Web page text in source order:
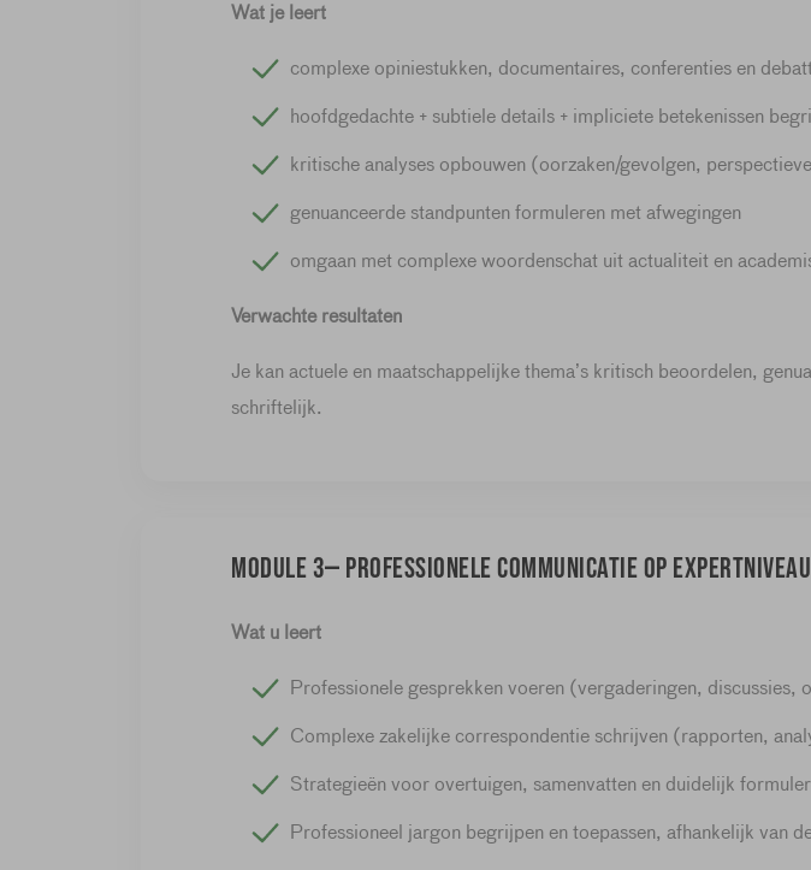
Wat je leert
complexe opiniestukken, documentaires, conferenties en
hoofdgedachte + subtiele details + impliciete betekenissen
kritische analyses opbouwen (oorzaken/gevolgen,
genuanceerde standpunten formuleren met afwegingen
omgaan met complexe woordenschat uit actualiteit en
Verwachte resultaten
Je kan actuele en maatschappelijke thema’s kritisch beoordelen,
schriftelijk.
Module 3— Professionele communicatie op
Wat u leert
Professionele gesprekken voeren (vergaderingen, discussies,
Complexe zakelijke correspondentie schrijven (rapporten,
Strategieën voor overtuigen, samenvatten en duidelijk
Professioneel jargon begrijpen en toepassen, afhankelijk van